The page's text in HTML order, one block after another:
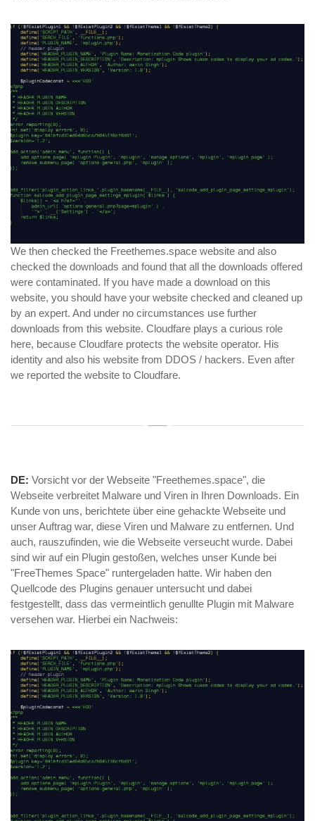
We then checked the Freethemes.space website and also
checked the downloads and found that all the downloads offered
were contaminated. If you have made a download on this
website, you should have your website checked and cleaned up
by an expert. And under no circumstances use further
downloads from this website. Cloudfare plays a curious role
here, because Cloudfare protects the website operator. His
identity and also his website from DDOS / hackers. Even after
we reported the website to Cloudfare.
DE: Vorsicht vor der Webseite "Freethemes.space", die
Webseite verbreitet Malware und Viren in Ihren Downloads. Ein
Kunde von uns, berichtete über eine gehackte Webseite und
unser Auftrag war, diese Viren und Malware zu entfernen. Und
auch, rauszufinden, wie die Webseite verseucht wurde. Dabei
sind wir auf ein Plugin gestoßen, welches unser Kunde bei
"FreeThemes Space" runtergeladen hatte. Wir haben den
Quellcode des Plugins genauer untersucht und dabei
festgestellt, dass das vermeintlich genullte Plugin mit Malware
versehen war. Hierbei ein Nachweis: